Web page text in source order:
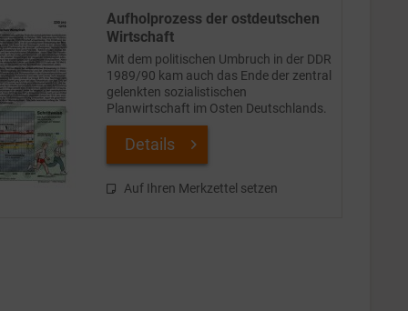
Aufholprozess der ostdeutschen
Wirtschaft
Mit dem politischen Umbruch in der DDR
1989/90 kam auch das Ende der zentral
gelenkten sozialistischen
Planwirtschaft im Osten Deutschlands.
Noch vor dem Mauerfall, im Oktober
1989, hatte eine dem Politbüro
Details
Auf Ihren Merkzettel setzen